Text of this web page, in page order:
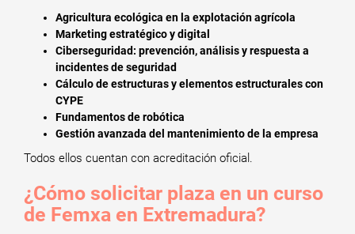
Agricultura ecológica en la explotación agrícola
Marketing estratégico y digital
Ciberseguridad: prevención, análisis y respuesta a
incidentes de seguridad
Cálculo de estructuras y elementos estructurales con
CYPE
Fundamentos de robótica
Gestión avanzada del mantenimiento de la empresa
Todos ellos cuentan con acreditación oficial.
¿Cómo solicitar plaza en un curso
de Femxa en Extremadura?